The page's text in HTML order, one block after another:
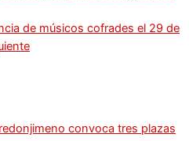
de músicos cofrades el 29 de
convoca tres plazas